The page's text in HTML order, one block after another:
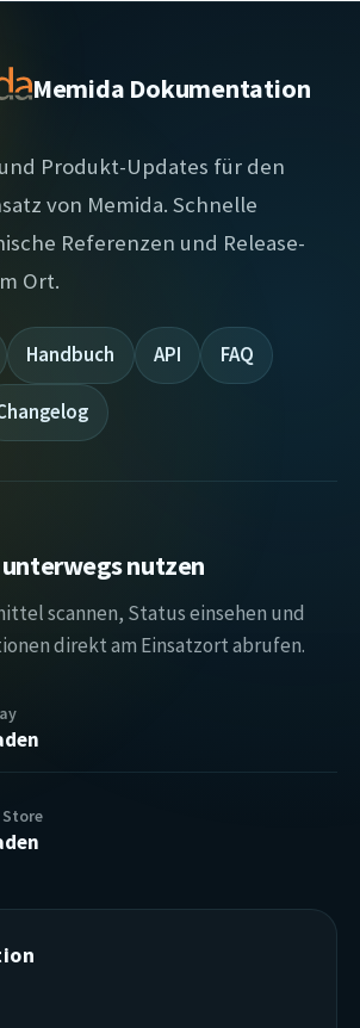
Memida Dokumentation
Produkt-Updates für den
von Memida. Schnelle
Referenzen und Release-
Ort.
Handbuch API FAQ
nutzen
scannen, Status einsehen und
direkt am Einsatzort abrufen.
Store